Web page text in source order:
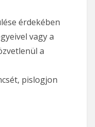
érdekében
vagy a
a
pislogjon